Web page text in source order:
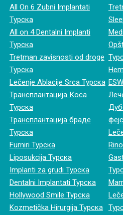
All On 6 Zubni Implantati
Турска
All on 4 Dentalni Implanti
Турска
Tretman zavisnosti od droge
Турска
Lečenje Ablacije Srca Турска
Трансплантација Коса
Турска
Трансплантација браде
Турска
Furniri Турска
Liposukcija Турска
Implanti za grudi Турска
Dentalni Implantati Турска
Hollywood Smile Турска
Kozmetička Hirurgija Турска